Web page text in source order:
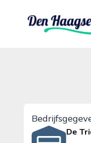
denhaagsegids.nl
De